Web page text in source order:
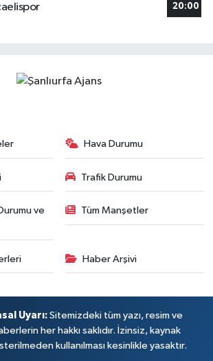
20:00
Hava Durumu
Trafik Durumu
ve
Tüm Manşetler
Haber Arşivi
Uyarı:Sitemizdeki tüm yazı, resim ve
her hakkı saklıdır. İzinsiz, kaynak
kullanılması kesinlikle yasaktır.